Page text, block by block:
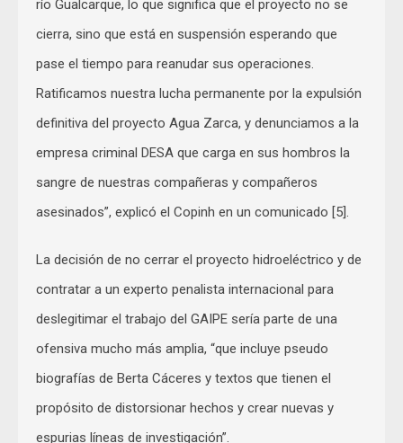
río Gualcarque, lo que significa que el proyecto no se
cierra, sino que está en suspensión esperando que
pase el tiempo para reanudar sus operaciones.
Ratificamos nuestra lucha permanente por la expulsión
definitiva del proyecto Agua Zarca, y denunciamos a la
empresa criminal DESA que carga en sus hombros la
sangre de nuestras compañeras y compañeros
asesinados”, explicó el Copinh en un comunicado [5].
La decisión de no cerrar el proyecto hidroeléctrico y de
contratar a un experto penalista internacional para
deslegitimar el trabajo del GAIPE sería parte de una
ofensiva mucho más amplia, “que incluye pseudo
biografías de Berta Cáceres y textos que tienen el
propósito de distorsionar hechos y crear nuevas y
espurias líneas de investigación”.